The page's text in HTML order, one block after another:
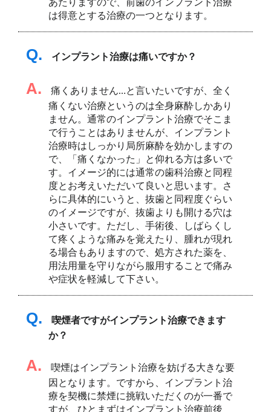
あたりますので、前歯のインプラント治療
は得意とする治療の一つとなります。
Q. インプラント治療は痛いですか？
A.
痛くありません…と言いたいですが、全く
痛くない治療というのは全身麻酔しかあり
ません。通常のインプラント治療でそこま
で行うことはありませんが、インプラント
治療時はしっかり局所麻酔を効かしますの
で、「痛くなかった」と仰れる方は多いで
す。イメージ的には通常の歯科治療と同程
度とお考えいただいて良いと思います。さ
らに具体的にいうと、抜歯と同程度ぐらい
のイメージですが、抜歯よりも開ける穴は
小さいです。ただし、手術後、しばらくし
て疼くような痛みを覚えたり、腫れが現れ
る場合もありますので、処方された薬を、
用法用量を守りながら服用することで痛み
や症状を軽減して下さい。
Q.
喫煙者ですがインプラント治療できます
か？
A.
喫煙はインプラント治療を妨げる大きな要
因となります。ですから、インプラント治
療を契機に禁煙に挑戦いただくのが一番で
すが、ひとまずはインプラント治療前後